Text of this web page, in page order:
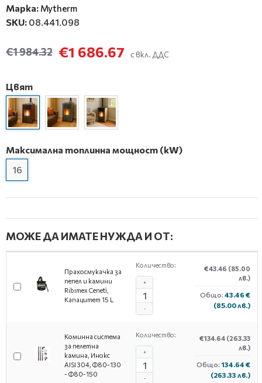
Марка: Mytherm
SKU: 08.441.098
€1 686.67
€1 984.32 с вкл. ДДС
Цвят
Максимална топлинна мощност (kW)
16
МОЖЕ ДА ИМАТЕ НУЖДА И ОТ:
Прахосмукачка за
пепел и камини
Ribimex Cenetì,
Капацитет 15 L
Количество:
-
+
€43.46 (85.00
лв.)
Общо: 43.46 €
(85.00 лв.)
Коминна система
за пелетна
камина, Инокс
AISI 304, Ф80-130
- Ф80-150
Количество:
-
+
€134.64 (263.33
лв.)
Общо: 134.64 €
(263.33 лв.)